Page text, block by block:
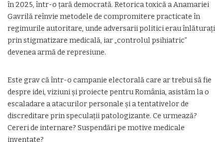
în 2025, într-o țară democrată. Retorica toxică a Anamariei
Gavrilă reînvie metodele de compromitere practicate în
regimurile autoritare, unde adversarii politici erau înlăturați
prin stigmatizare medicală, iar „controlul psihiatric”
devenea armă de represiune.
Este grav că într-o campanie electorală care ar trebui să fie
despre idei, viziuni și proiecte pentru România, asistăm la o
escaladare a atacurilor personale și a tentativelor de
discreditare prin speculații patologizante. Ce urmează?
Cereri de internare? Suspendări pe motive medicale
inventate?